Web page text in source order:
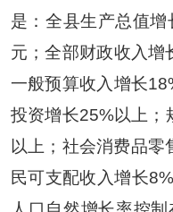
是：全县生产总值增
元；全部财政收入增
一般预算收入增长
投资增长25%以上；
以上；社会消费品零
民可支配收入增长8%